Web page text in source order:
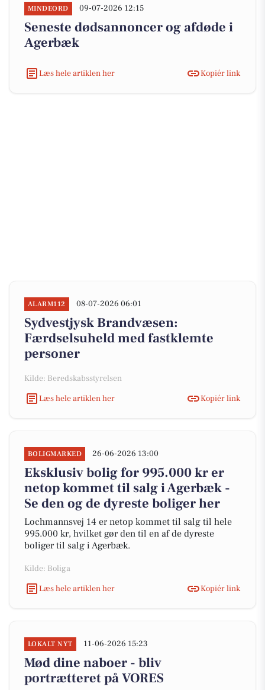
MINDEORD 09-07-2026 12:15
Seneste dødsannoncer og afdøde i
Agerbæk
Læs hele artiklen her Kopiér link
ALARM112 08-07-2026 06:01
Sydvestjysk Brandvæsen:
Færdselsuheld med fastklemte
personer
Kilde: Beredskabsstyrelsen
Læs hele artiklen her
Kopiér link
BOLIGMARKED 26-06-2026 13:00
Eksklusiv bolig for 995.000 kr er
netop kommet til salg i Agerbæk -
Se den og de dyreste boliger her
Lochmannsvej 14 er netop kommet til salg til hele
995.000 kr, hvilket gør den til en af de dyreste
boliger til salg i Agerbæk.
Kilde: Boliga
Læs hele artiklen her
Kopiér link
LOKALT NYT 11-06-2026 15:23
Mød dine naboer - bliv
portrætteret på VORES